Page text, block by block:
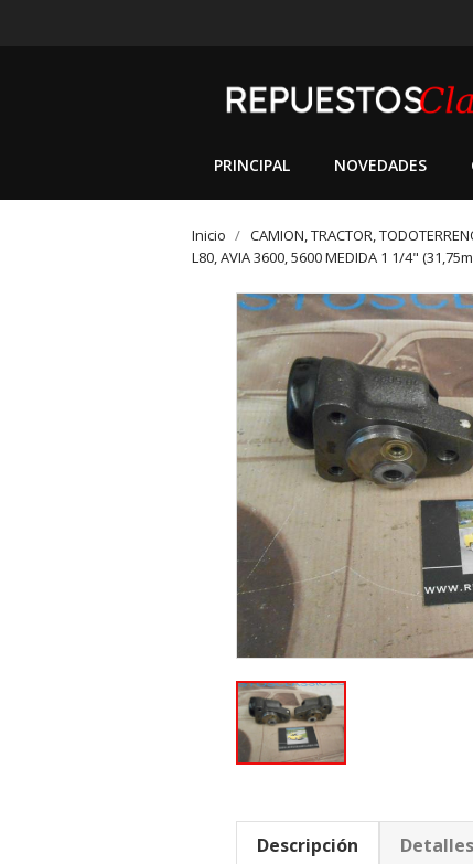
PRINCIPAL NOVEDADES
Inicio CAMION, TRACTOR,
L80, AVIA 3600, 5600 MEDIDA 1 1/4"
Descripción